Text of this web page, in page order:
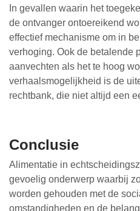
In gevallen waarin het
de ontvanger ontoereikend
effectief mechanisme om in
verhoging. Ook de betalende
aanvechten als het te hoog
verhaalsmogelijkheid is de
rechtbank, die niet altijd een
Conclusie
Alimentatie in
gevoelig onderwerp waarbij
worden gehouden met de
omstandigheden en de